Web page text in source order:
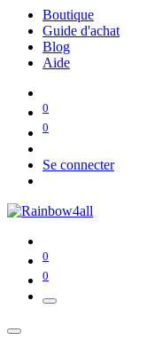
Boutique
Guide d'achat
Blog
Aide
0
0
Se connecter
0
0